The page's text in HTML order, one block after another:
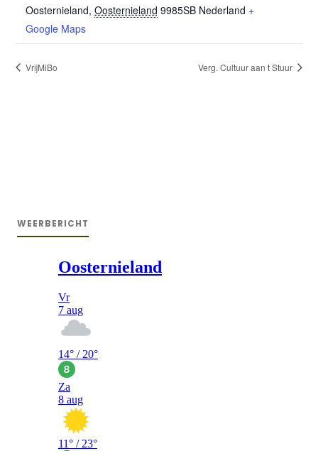
Oosternieland, Oosternieland 9985SB Nederland +
Google Maps
VrijMiBo Verg. Cultuur aan t Stuur
WEERBERICHT